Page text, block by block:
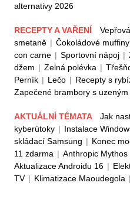
alternativy 2026
RECEPTY A VAŘENÍ
smetaně | Čokoládové muffiny
con carne | Sportovní nápoj |
džem | Zelná polévka |
Perník | Lečo | Recepty s
Zapečené brambory s uzeným
AKTUÁLNÍ TÉMATA Jak
kyberútoky | Instalace
skládací Samsung | Konec
11 zdarma | Anthropic Mythos
Aktualizace Androidu 16 |
TV | Klimatizace Maoudegola |